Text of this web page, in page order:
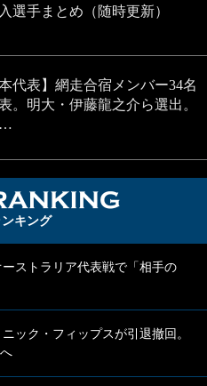
選手まとめ（随時更新）
本代表】網走合宿メンバー34名
。明大・伊藤龍之介ら選出。
…
キング
ストラリア代表戦で「相手の
ック・フィップスが引退撤回。